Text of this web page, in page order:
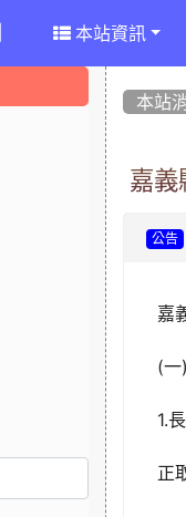
本站資訊
本站
嘉義
公告
嘉
(一
1.
正